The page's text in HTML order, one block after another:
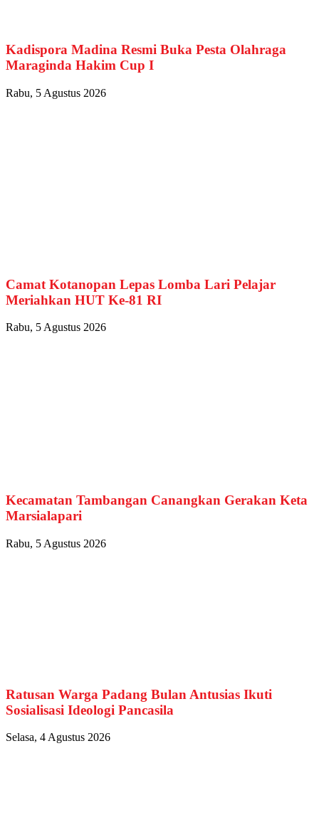
Kadispora Madina Resmi Buka Pesta Olahraga
Maraginda Hakim Cup I
Rabu, 5 Agustus 2026
Camat Kotanopan Lepas Lomba Lari Pelajar
Meriahkan HUT Ke-81 RI
Rabu, 5 Agustus 2026
Kecamatan Tambangan Canangkan Gerakan Keta
Marsialapari
Rabu, 5 Agustus 2026
Ratusan Warga Padang Bulan Antusias Ikuti
Sosialisasi Ideologi Pancasila
Selasa, 4 Agustus 2026